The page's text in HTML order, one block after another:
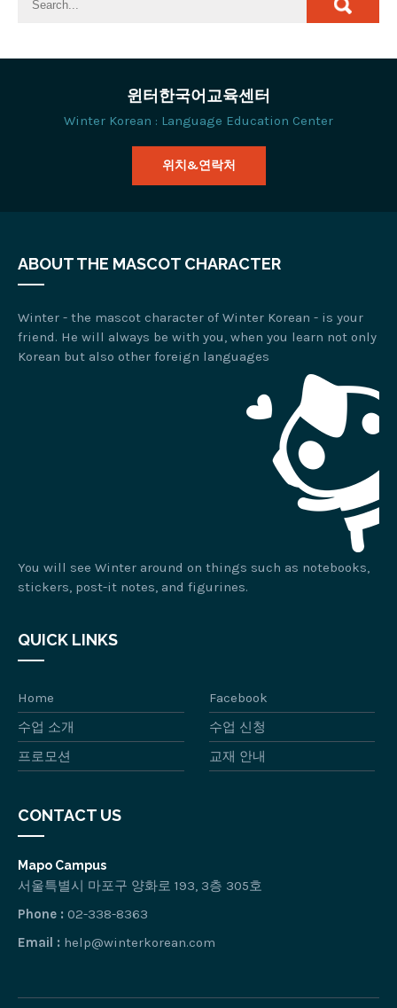
윈터한국어교육센터
Winter Korean : Language Education Center
위치&연락처
ABOUT THE MASCOT CHARACTER
Winter - the mascot character of Winter Korean - is your
friend. He will always be with you, when you learn not only
Korean but also other foreign languages
You will see Winter around on things such as notebooks,
stickers, post-it notes, and figurines.
QUICK LINKS
Home
Facebook
수업 소개
수업 신청
프로모션
교재 안내
CONTACT US
Mapo Campus
서울특별시 마포구 양화로 193, 3층 305호
Phone : 02-338-8363
Email : help@winterkorean.com